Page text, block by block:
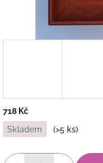
718 Kč
Měrná
cena:
Skladem (>5 ks)